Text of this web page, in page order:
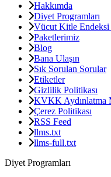
Hakkımda
Diyet Programları
Vücut Kitle Endeksi
Paketlerimiz
Blog
Bana Ulaşın
Sık Sorulan Sorular
Etiketler
Gizlilik Politikası
KVKK Aydınlatma
Çerez Politikası
RSS Feed
llms.txt
llms-full.txt
Diyet Programları